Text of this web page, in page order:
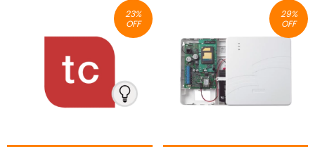
23%
OFF
29%
OFF